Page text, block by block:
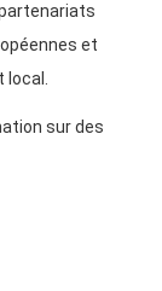
et
local.
sur des